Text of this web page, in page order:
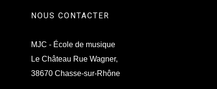
NOUS CONTACTER
MJC - École de musique
Le Château Rue Wagner,
38670 Chasse-sur-Rhône